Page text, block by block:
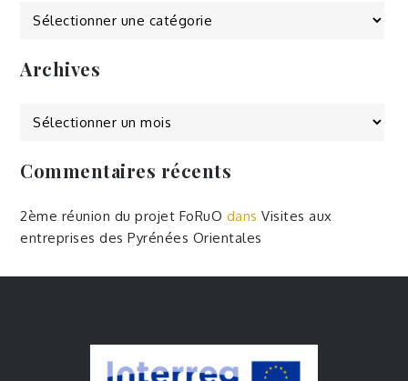
Catégories
Archives
Commentaires récents
2ème réunion du projet FoRuO dansVisites aux
entreprises des Pyrénées Orientales